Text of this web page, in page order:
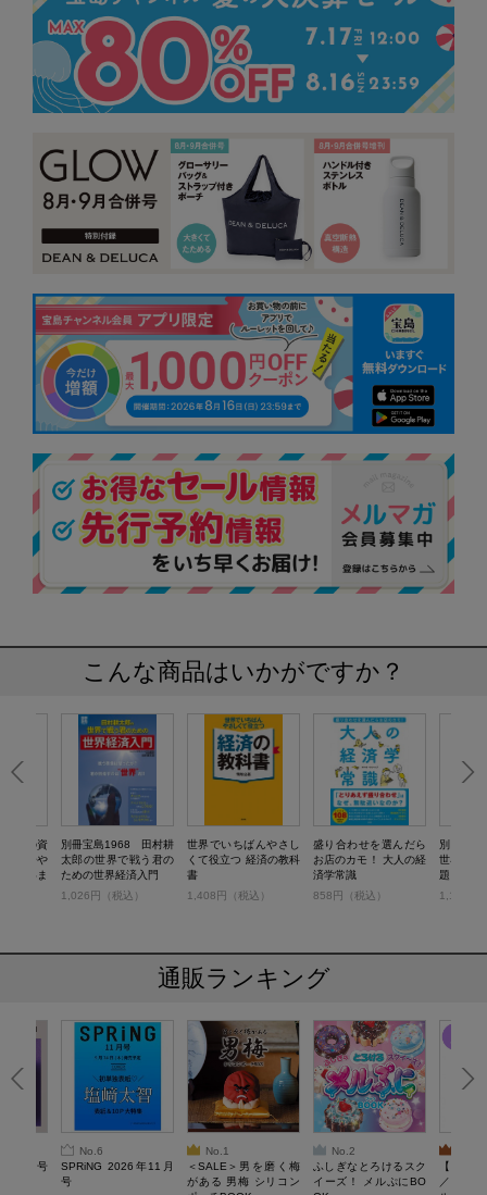
こんな商品はいかがですか？
世紀の資
界一や
「いま
別冊宝島1968 田村耕
太郎の世界で戦う君の
ための世界経済入門
1,026円（税込）
世界でいちばんやさし
くて役立つ 経済の教科
書
1,408円（税込）
盛り合わせを選んだら
お店のカモ！ 大人の経
済学常識
858円（税込）
別冊宝
世界史で
題
1,100円
通販ランキング
10月号
No.6
SPRiNG 2026年11月
号
No.1
＜SALE＞男を磨く梅
がある 男梅 シリコン
No.2
ふしぎなとろけるスク
イーズ！ メルぷにBO
【
／Lサ